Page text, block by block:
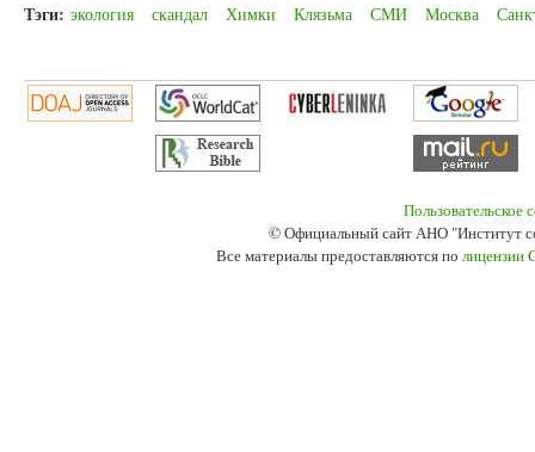
Тэги: экология скандал Химки Клязьма СМИ Москва
Пользовательское
© Официальный сайт АНО "Институт
Все материалы предоставляются по лицензии